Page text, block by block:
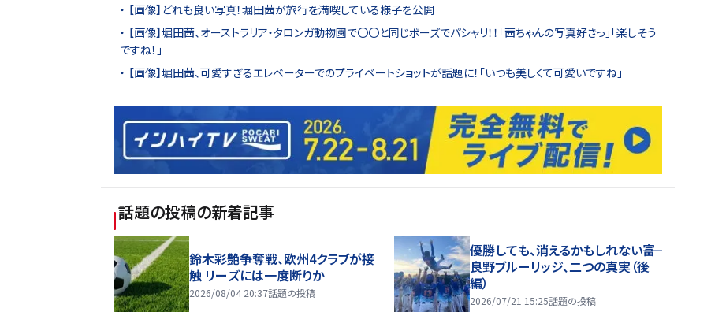
【画像】どれも良い写真！堀田茜が旅行を満喫している様子を公開
【画像】堀田茜、オーストラリア・タロンガ動物園で〇〇と同じポーズでパシャリ！！「茜ちゃんの写真好きっ」「楽しそう
ですね！」
【画像】堀田茜、可愛すぎるエレベーターでのプライベートショットが話題に！「いつも美しくて可愛いですね」
話題の投稿の新着記事
鈴木彩艶争奪戦、欧州4クラブが接
触 リーズには一度断りか
2026/08/04 20:37話題の投稿
優勝しても、消えるかもしれない――富
良野ブルーリッジ、二つの真実（後
編）
2026/07/21 15:25話題の投稿